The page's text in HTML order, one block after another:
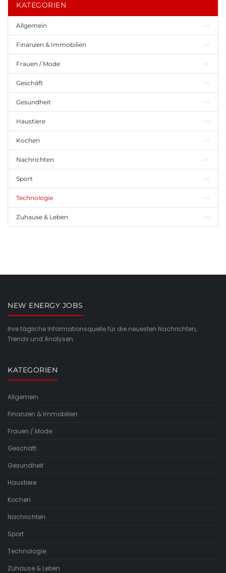
KATEGORIEN
Allgemein
Finanzen & Immobilien
Frauen / Mode
Geschäft
Gesundheit
Haustiere
Kochen
Nachrichten
Sport
Technologie
Zuhause & Leben
NEW ENERGY JOBS
Ihre tägliche Informationsquelle für die neuesten Nachrichten,
Trends und Analysen.
KATEGORIEN
Allgemein
Finanzen & Immobilien
Frauen / Mode
Geschäft
Gesundheit
Haustiere
Kochen
Nachrichten
Sport
Technologie
Zuhause & Leben